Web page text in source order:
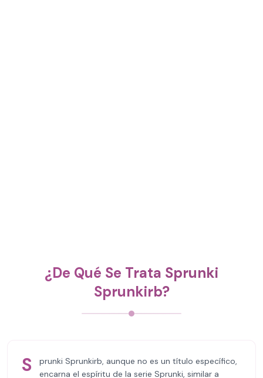
¿De Qué Se Trata Sprunki
Sprunkirb?
S
prunki Sprunkirb, aunque no es un título específico,
encarna el espíritu de la serie Sprunki, similar a